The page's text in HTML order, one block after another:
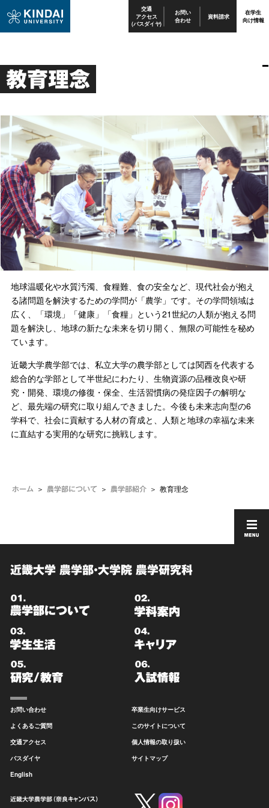
交通
アクセス
(バスダイヤ)
お問い
合わせ 資料請求 在学生
向け情報
ホーム 農学部について 農学部紹介 教育理念
教育理念
地球温暖化や水質汚濁、食糧難、食の安全など、現代社会が抱え
る諸問題を解決するための学問が「農学」です。その学問領域は
広く、「環境」「健康」「食糧」という21世紀の人類が抱える問
題を解決し、地球の新たな未来を切り開く、無限の可能性を秘め
ています。
近畿大学農学部では、私立大学の農学部としては関西を代表する
総合的な学部として半世紀にわたり、生物資源の品種改良や研
究・開発、環境の修復・保全、生活習慣病の発症因子の解明な
ど、最先端の研究に取り組んできました。今後も未来志向型の6
学科で、社会に貢献する人材の育成と、人類と地球の幸福な未来
に直結する実用的な研究に挑戦します。
近畿大学 農学部・大学院 農学研究科
お問い合わせ
よくあるご質問
交通アクセス
バスダイヤ
English
卒業生向けサービス
このサイトについて
個人情報の取り扱い
サイトマップ
近畿大学農学部（奈良キャンパス）